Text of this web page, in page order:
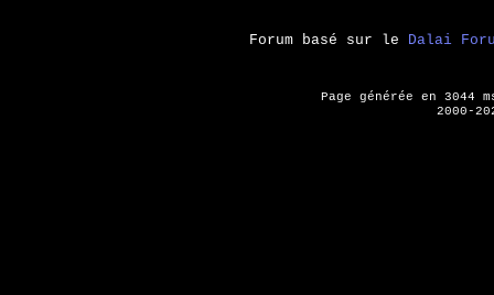
Forum basé sur le Dalai
Page générée en 3044
2000-